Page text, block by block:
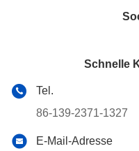
Schnelle
Tel.
86-139-2371-1327
E-Mail-Adresse